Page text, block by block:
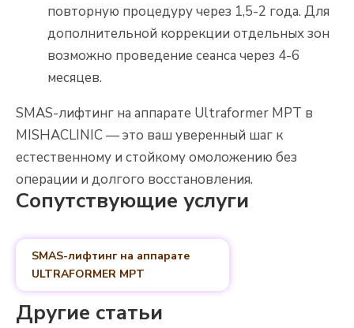
повторную процедуру через 1,5-2 года. Для
дополнительной коррекции отдельных зон
возможно проведение сеанса через 4-6
месяцев.
SMAS-лифтинг на аппарате Ultraformer MPT в
MISHACLINIC — это ваш уверенный шаг к
естественному и стойкому омоложению без
операции и долгого восстановления.
Сопутствующие услуги
SMAS-лифтинг на аппарате
ULTRAFORMER MPT
Другие статьи